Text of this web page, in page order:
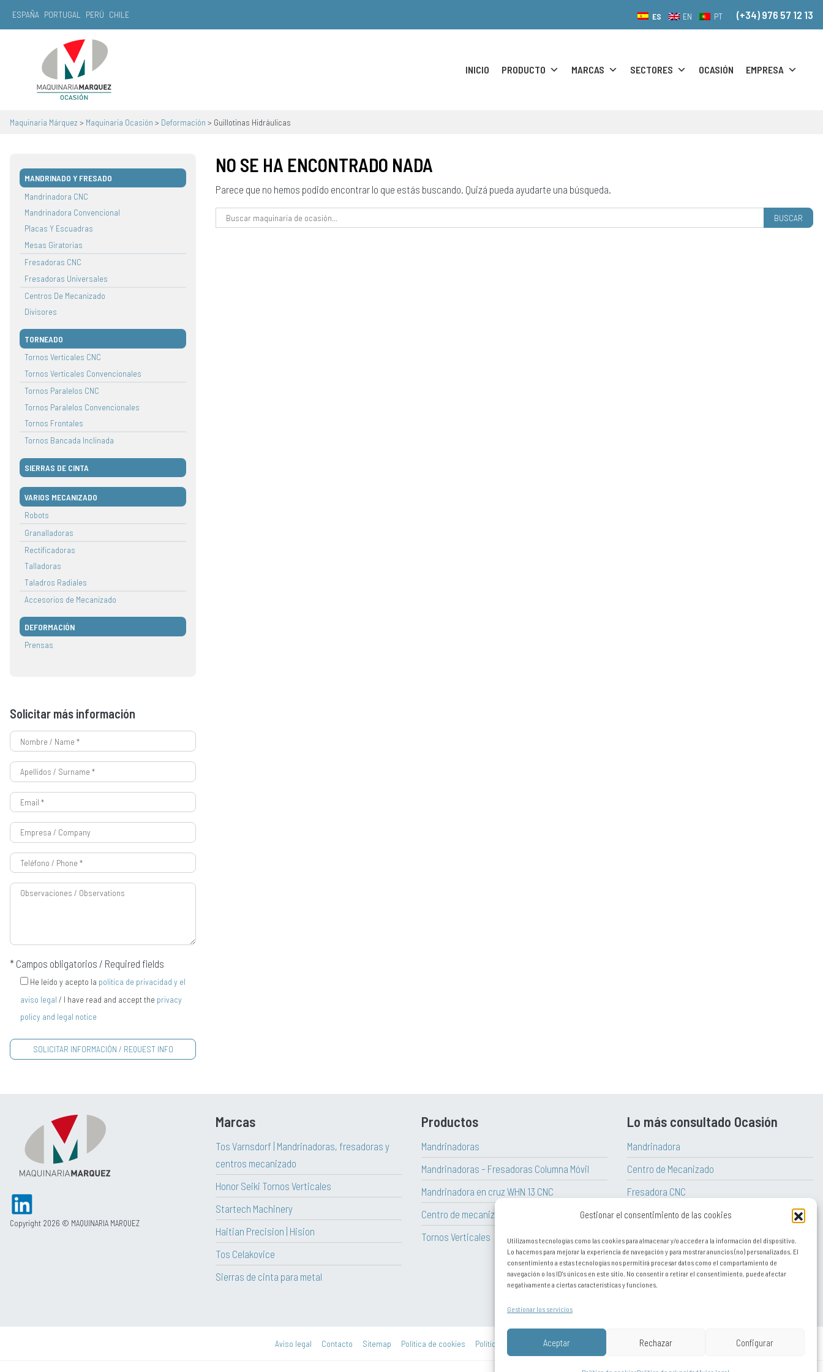
Gestionar el consentimiento de las cookies
Utilizamos tecnologías como las cookies para almacenar y/o acceder a la información del dispositivo.
Lo hacemos para mejorar la experiencia de navegación y para mostrar anuncios (no) personalizados. El
consentimiento a estas tecnologías nos permitirá procesar datos como el comportamiento de
navegación o los ID's únicos en este sitio. No consentir o retirar el consentimiento, puede afectar
negativamente a ciertas características y funciones.
Gestionar los servicios
Aceptar Rechazar Configurar
ESPAÑA PORTUGAL PERÚ CHILE ES EN PT (+34) 976 57 12 13
Navegación principal
INICIO PRODUCTO MARCAS SECTORES OCASIÓN EMPRESA
Maquinaria Márquez > Maquinaria Ocasión > Deformación > Guillotinas Hidráulicas
MANDRINADO Y FRESADO
Mandrinadora CNC
Mandrinadora Convencional
Placas Y Escuadras
Mesas Giratorias
Fresadoras CNC
Fresadoras Universales
Centros De Mecanizado
Divisores
TORNEADO
Tornos Verticales CNC
Tornos Verticales Convencionales
Tornos Paralelos CNC
Tornos Paralelos Convencionales
Tornos Frontales
Tornos Bancada Inclinada
SIERRAS DE CINTA
VARIOS MECANIZADO
Robots
Granalladoras
Rectificadoras
Talladoras
Taladros Radiales
Accesorios de Mecanizado
DEFORMACIÓN
Prensas
Solicitar más información
* Campos obligatorios / Required fields
He leído y acepto la política de privacidad y el
aviso legal / I have read and accept the privacy
policy and legal notice
NO SE HA ENCONTRADO NADA
Parece que no hemos podido encontrar lo que estás buscando. Quizá pueda ayudarte una búsqueda.
Buscar:
Copyright 2026 © MAQUINARIA MARQUEZ
Marcas
Tos Varnsdorf | Mandrinadoras, fresadoras y
centros mecanizado
Honor Seiki Tornos Verticales
Startech Machinery
Haitian Precision | Hision
Tos Celakovice
Sierras de cinta para metal
Productos
Mandrinadoras
Mandrinadoras – Fresadoras Columna Móvil
Mandrinadora en cruz WHN 13 CNC
Centro de mecanizado vertical Haitian
Tornos Verticales
Lo más consultado Ocasión
Mandrinadora
Centro de Mecanizado
Fresadora CNC
Torno Vertical
Torno CNC
Tornos paralelos convencionales
Aviso legal Contacto Sitemap Política de cookies Política de privacidad